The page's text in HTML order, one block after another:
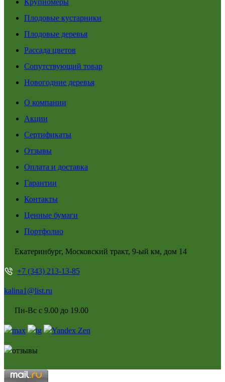
Крупномеры
Плодовые кустарники
Плодовые деревья
Рассада цветов
Сопутствующий товар
Новогодние деревья
О компании
Акции
Сертификаты
Отзывы
Оплата и доставка
Гарантии
Контакты
Ценные бумаги
Портфолио
Екатеринбург, Московский тракт, 9-ый км, дом 14
+7 (343) 213-13-85
kalina1@list.ru
Пн-Вс с 9.00 до 19.00